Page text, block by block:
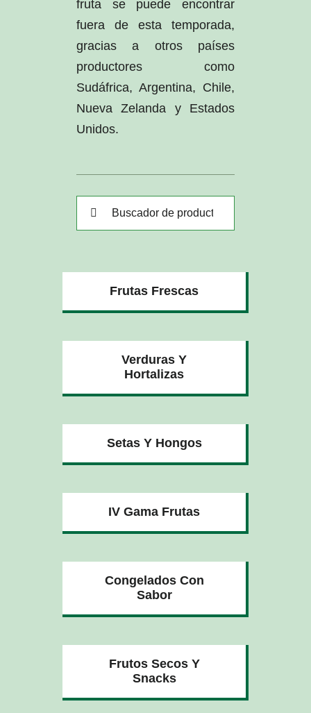
fruta se puede encontrar
fuera de esta temporada,
gracias a otros países
productores como
Sudáfrica, Argentina, Chile,
Nueva Zelanda y Estados
Unidos.
Buscar:
Frutas Frescas
Verduras Y
Hortalizas
Setas Y Hongos
IV Gama Frutas
Congelados Con
Sabor
Frutos Secos Y
Snacks